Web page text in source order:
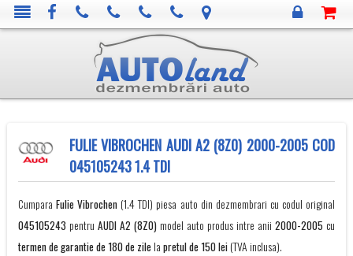
FULIE VIBROCHEN AUDI A2 (8Z0) 2000-2005 COD
045105243 1.4 TDI
Cumpara Fulie Vibrochen (1.4 TDI) piesa auto din dezmembrari cu codul original
045105243 pentru AUDI A2 (8Z0)model auto produs intre anii2000-2005 cu
termen de garantie de 180 de zile la pretul de 150 lei(TVA inclusa).